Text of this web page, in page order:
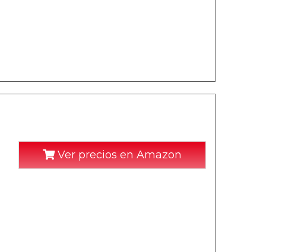
Ver precios en Amazon